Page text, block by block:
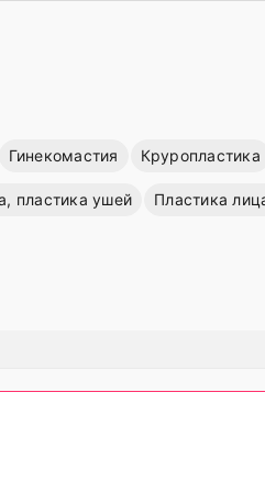
Гинекомастия Круропластика
пластика ушей Пластика